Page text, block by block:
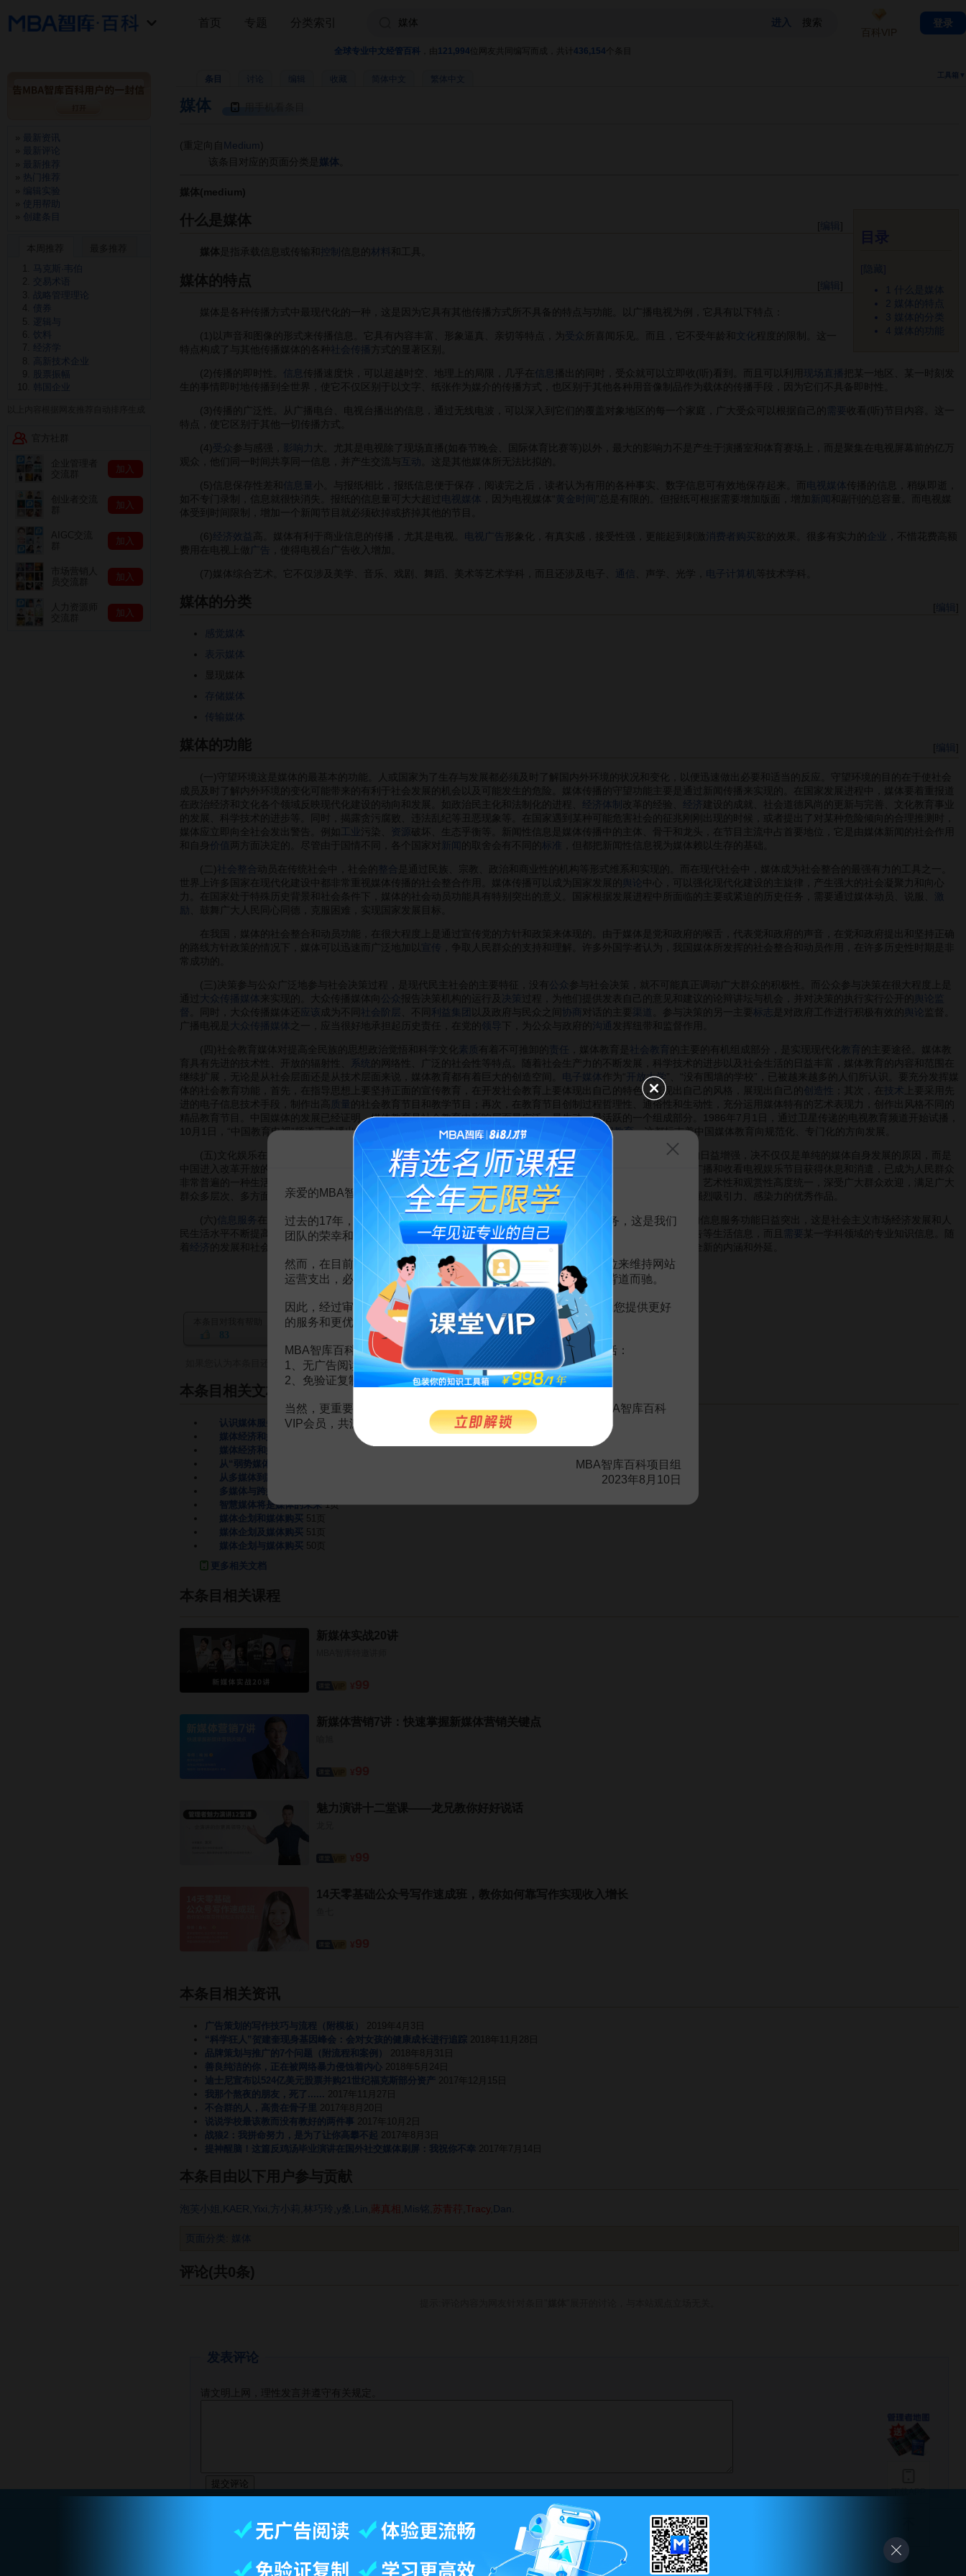
全球专业中文经管百科 121,994 位网友共同编写而成，共计 436,154 个条目
条目 收藏 工具箱▼
媒体
(重定向自 Medium
该条目对应的页面分类是 媒体
媒体(medium)
1 什么是媒体
2
媒体的特点
3
媒体的分类
4
媒体的功能
[编辑
什么是媒体
媒体 是指承载信息或传输和 控制 信息的 材料 和工具。
[编辑
媒体的特点
媒体是各种传播方式中最现代化的一种，这是因为它具有其他传播方式所不具备的特点与功能。以广播电视为例，它具有以下特点：
(1)以声音和图像的形式来传播信息。它具有内容丰富、形象逼真、亲切等特点，为 受众 所喜闻乐见。而且，它不受年龄和 文化 程度的限制。这一
特点构成了与其他传播媒体的各种
社会传播 方式的显著区别。
(2)传播的即时性。 信息 传播速度快，可以超越时空、地理上的局限，几乎在 信息 播出的同时，受众就可以立即收(听)看到。而且可以利用 现场直播
把某一地区、某一时刻发
生的事情即时地传播到全世界，使它不仅区别于以文字、纸张作为媒介的传播方式，也区别于其他各种用音像制品作为载体的传播手段，因为它们不具备即时性。
(3)传播的广泛性。从广播电台、电视台播出的信息，通过无线电波，可以深入到它们的覆盖对象地区的每一个家庭，广大受众可以根据自己的 需要 收看(听)节目内容。这一
特点，使它区别于其他一切传播方式。
(4) 受众 参与感强， 影响力 大。尤其是电视除了现场直播(如春节晚会、国际体育比赛等)以外，最大的影响力不是产生于演播室和体育赛场上，而是聚集在电视屏幕前的亿万
观众，他们同一时间共享同一信息，并产生交流与
互动 。这是其他媒体所无法比拟的。
(5)信息保存性差和 信息量 小。与报纸相比，报纸信息便于保存，阅读完之后，读者认为有用的各种事实、数字信息可有效地保存起来。而电视媒体传播的信息，稍纵即逝，
如不专门录制，信息就很快消失。报纸的信息量可大大超过 电视媒体 ，因为电视媒体“ 黄金时间 ”总是有限的。但报纸可根据需要增加版面，增加 新闻
和副刊的总容量。而电视媒
体受到时间限制，增加一个新闻节目就必须砍掉或挤掉其他的节目。
(6) 经济效益 高。媒体有利于商业信息的传播，尤其是电视。 电视广告 形象化，有真实感，接受性强，更能起到刺激 消费者购买 欲的效果。很多有实力的 企业
，不惜花费高额
费用在电视上做
广告 ，使得电视台广告收入增加。
(7)媒体综合艺术。它不仅涉及美学、音乐、戏剧、舞蹈、美术等艺术学科，而且还涉及电子、 通信 、声学、光学， 电子计算机 等技术学科。
[编辑
媒体的分类
感觉媒体
表示媒体
显现媒体
存储媒体
传输媒体
[编辑
媒体的功能
(一)守望环境这是媒体的最基本的功能。人或国家为了生存与发展都必须及时了解国内外环境的状况和变化，以便迅速做出必要和适当的反应。守望环境的目的在于使社会
成员及时了解内外环境的变化可能带来的有利于社会发展的机会以及可能发生的危险。媒体传播的守望功能主要是通过新闻传播来实现的。在国家发展进程中，媒体要着重报道
在政治经济和文化各个领域反映现代化建设的动向和发展。如政治民主化和法制化的进程、 经济体制 改革的经验、 经济 建设的成就、社会道德风尚的更新与完善、文化教育事业
的发展、科学技术的进步等。同时，揭露贪污腐败、违法乱纪等丑恶现象等。在国家遇到某种可能危害社会的征兆刚刚出现的时候，或者提出了对某种危险倾向的合理推测时，
媒体应立即向全社会发出警告。例如
工业 污染、 资源
破坏、生态乎衡等。新闻性信息是媒体传播中的主体、骨干和龙头，在节目主流中占首要地位，它是由媒体新闻的社会作用
和自身价值 两方面决定的。尽管由于国情不同，各个国家对 新闻 的取舍会有不同的 标准 ，但都把新闻性信息视为媒体赖以生存的基础。
(二) 社会整合 动员在传统社会中，社会的 整合 是通过民族、宗教、政治和商业性的机构等形式维系和实现的。而在现代社会中，媒体成为社会整合的最强有力的工具之一。
世界上许多国家在现代化建设中都非常重视媒体传播的社会整合作用。媒体传播可以成为国家发展的
舆论
中心，可以强化现代化建设的主旋律，产生强大的社会凝聚力和向心
力。在国家处于特殊历史背景和社会条件下，媒体的社会动员功能具有特别突出的意义。国家根据发展进程中所面临的主要或紧迫的历史任务，需要通过媒体动员、说服、 激
励
、鼓舞广大人民同心同德，克服困难，实现国家发展目标。
在我国，媒体的社会整合和动员功能，在很大程度上是通过宣传党的方针和政策来体现的。由于媒体是党和政府的喉舌，代表党和政府的声音，在党和政府提出和坚持正确
的路线方针政策的情况下，媒体可以迅速而广泛地加以
宣传
，争取人民群众的支持和理解。许多外国学者认为，我国媒体所发挥的社会整合和动员作用，在许多历史性时期是非
常成功的。
(三)决策参与公众广泛地参与社会决策过程，是现代民主社会的主要特征，没有 公众 参与社会决策，就不可能真正调动广大群众的积极性。而公众参与决策在很大程度上是
通过
大众传播媒体 来实现的。大众传播媒体向 公众 报告决策机构的运行及 决策 过程，为他们提供发表自己的意见和建议的论辩讲坛与机会，并对决策的执行实行公开的
舆论监
督
。同时，大众传播媒体还 应该 成为不同 社会阶层 、不同 利益集团 以及政府与民众之间 协商 对话的主要 渠道 。参与决策的另一主要 标志 是对政府工作进行积极有效的 舆论
监督。
广播电视是 大众传播媒体 之一，应当很好地承担起历史责任，在党的 领导 下，为公众与政府的 沟通 发挥纽带和监督作用。
(四)社会教育媒体对提高全民族的思想政治觉悟和科学文化 素质 有着不可推卸的 责任 ，媒体教育是 社会教育 的主要的有机组成部分，是实现现代化教育 的主要途径。媒体教
育具有先进的技术性、开放的辐射性、
系统的网络性、广泛的社会性等特点。随着社会生产力的不断发展，科学技术的进步以及社会生活的日益丰富，媒体教育的内容和范围在
继续扩展，无论是从社会层面还是从技术层面来说，媒体教育都有着巨大的创造空间。 电子媒体作为“ 开放大学 ”、“没有围墙的学校”，已被越来越多的人们所认识。要充分发挥媒
体的社会教育功能，首先，在指导思想上要坚持正面的宣传教育，在开发社会教育上要体现出自己的特色，表现出自己的风格，展现出自己的 创造性 ；其次，在 技术
上要采用先
进的电子信息技术手段，制作出高 质量 的社会教育节目和教学节目；再次，在教育节目创制过程哲理性、通俗性和生动性，充分运用媒体特有的艺术表现力，创作出风格不同的
精品教育节目。中国媒体的发展已经证明，媒体教育是社会教育中影响层面最广泛、最生动、最活跃的一个组成部分。1986年7月1日，通过卫星传递的电视教育频道开始试播，
10月1日，“中国教育电视”频道正式播出。另外有的大学开办了“空中课堂”，通过卫星开展
现代远程教育，这都标志着中国媒体教育向规范化、专门化的方向发展。
(五)文化娱乐在现代社会中，提供文化娱乐成为媒体传播的一项必不可少的重要功能。中国媒体的
娱乐功能的日益增强，决不仅仅是单纯的媒体自身发展的原因，而是
中国进入改革开放的历史时期后，中国社会生产力巨大发展和 综合国力迅速增强的经济原因所致。在我国，通过收听广播和收看电视娱乐节目获得休息和消遣，已成为人民群众
非常普遍的一种生活方式。要充分发挥媒体文化娱乐功能的作用，媒体的管理者和文艺工作者，要努力创作出思想性、艺术性和观赏性高度统一，深受广大群众欢迎，满足广大
群众多层次、多方面要求的丰富多彩、雅俗共赏的优秀作品；努力创作出更多思想精湛、艺术精湛、制作精良，具有强烈吸引力、感染力的优秀作品。
(六) 信息服务 在现代社会中，物质、能源
和信息是三大支柱。信息已成为人们生存和发展的主要因素。中国媒体的信息服务功能日益突出，这是社会主义市场经济发展和人
民生活水平不断提高的必然结果。广大人民群众不仅需要报时、天气预报、生活顾问、旅游 指南、法律咨询、消费广告等生活信息，而且 需要
某一学科领域的专业知识信息。随
着 经济 的发展和社会的进步，尤其是 信息技术的革命，将会改变人类的生产和生活方式，媒体的 功能将会有全新的内涵和外延。
83 赏 MBA智库APP
如果您认为本条目还有待完善，需要补充新内容或修改错误内容，请编辑条目 或 。
本条目相关文档
认识媒体服务媒体与应对媒体讲义
媒体经济和媒体组织
媒体经济和媒体组织
从“弱势媒体”到“知识媒体”
从多媒体到跨媒体
多媒体与跨媒体
智慧媒体将是媒体的未来 1页
媒体企划和媒体购买 51页
媒体企划及媒体购买 51页
媒体企划与媒体购买 50页
更多相关文档
本条目相关课程
新媒体实战20讲
新媒体营销7讲：快速掌握新媒体营销关键点
魅力演讲十二堂课——龙兄教你好好说话
14天零基础公众号写作速成班，教你如何靠写作实现收入增长
本条目相关资讯
广告策划的写作技巧与流程（附模板）
2019年4月3日
“科学狂人”贺建奎现身基因峰会：会对女孩的健康成长进行追踪 2018年11月28日
品牌策划与推广的7个问题（附流程和案例）
2018年8月31日
善良纯洁的你，正在被网络暴力侵蚀着内心 2018年5月24日
迪士尼宣布以524亿美元股票并购21世纪福克斯部分资产 2017年12月15日
我那个熬夜的朋友，死了...... 2017年11月27日
不合群的人，高贵在骨子里 2017年8月20日
说说学校最该教而没有教好的两件事 2017年10月2日
战狼2：我拼命努力，是为了让你高攀不起 2017年8月3日
提神醒脑！这篇反鸡汤毕业演讲在国外社交媒体刷屏：我祝你不幸 2017年7月14日
本条目由以下用户参与贡献
泡芙小姐 KAER Yixi 方小莉 林巧玲 y桑 Lin 蔣真相 Mis铭 苏青荇 Tracy, Dan
页面分类 媒体
评论(共0条)
发表评论
请文明上网，理性发言并遵守有关规定。
首页 专题 分类索引
百科VIP
登录
最新资讯
最新评论
最新推荐
热门推荐
编辑实验
使用帮助
创建条目
马克斯·韦伯
交易术语
战略管理理论
债券
逻辑与
饮料
经济学
高新技术企业
股票振幅
韩国企业
加入
加入
加入
加入
加入
下载APP
告MBA智库百科用户的一封信
亲爱的MBA智库百科用户：
过去的17年，百科频道一直以免费公益的形式为大家提供知识服务，这是我们
团队的荣幸和骄傲。
然而，在目前越来越严峻的经营挑战下，单纯依靠不断增加广告位来维持网站
运营支出，必然会越来越影响您的使用体验，这也与我们的初衷背道而驰。
因此，经过审慎地考虑，我们决定推出VIP会员收费制度，以便为您提供更好
的服务和更优质的内容。
MBA智库百科VIP会员（9.9元 / 年， 点击开通 ），您的权益将包括：
1、无广告阅读；
2、免验证复制。
当然，更重要的是长期以来您对百科频道的支持。诚邀您加入MBA智库百科
VIP会员，共渡难关，共同见证彼此的成长和进步！
MBA智库百科项目组
2023年8月10日
此页面最后修订：11:51,2025年12月17日.
智库首页 百科首页 关于百科 - 客户端-人才招聘 广告合作- 权利通知-联系我们-免责声明 友情链接
©2026 MBAlib.com, All rights reserved.